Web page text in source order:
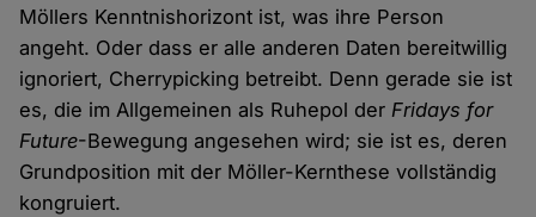
Möllers Kenntnishorizont ist, was ihre Person
angeht. Oder dass er alle anderen Daten bereitwillig
ignoriert, Cherrypicking betreibt. Denn gerade sie ist
es, die im Allgemeinen als Ruhepol derFridays for
Future-Bewegung angesehen wird; sie ist es, deren
Grundposition mit der Möller-Kernthese vollständig
kongruiert.